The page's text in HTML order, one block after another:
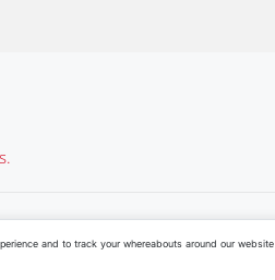
and to track your whereabouts around our